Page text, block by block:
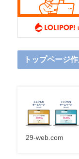
トップページ
29-web.com